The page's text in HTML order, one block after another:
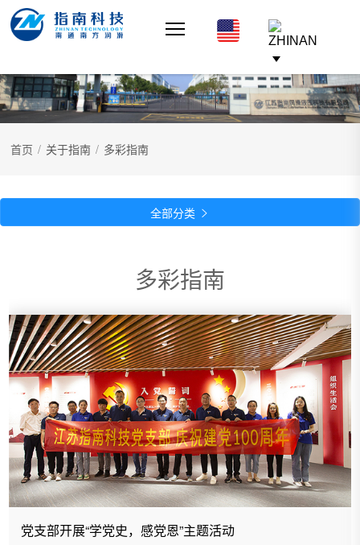
首页 / 关于指南 / 多彩指南
全部分类 
多彩指南
党支部开展“学党史，感党恩”主题活动